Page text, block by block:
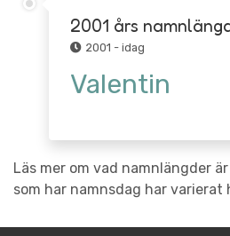
2001 års
2001 - idag
Valentin
Läs mer om vad namnlängder
som har namnsdag har varierat